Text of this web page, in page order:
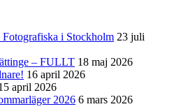
i Stockholm 23 juli
– FULLT 18 maj 2026
16 april 2026
april 2026
2026 6 mars 2026